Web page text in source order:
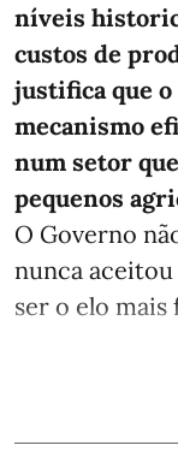
níveis
custos de
justifica que
mecanismo
num setor
pequenos
O Governo
nunca
ser o elo mais